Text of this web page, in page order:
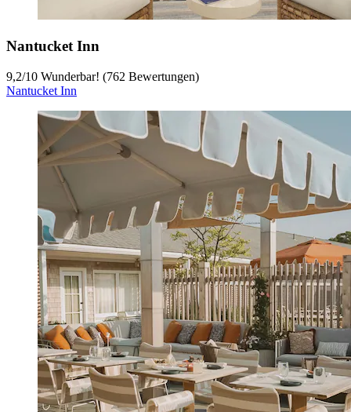
Nantucket Inn
9,2/10 Wunderbar! (762 Bewertungen)
Nantucket Inn